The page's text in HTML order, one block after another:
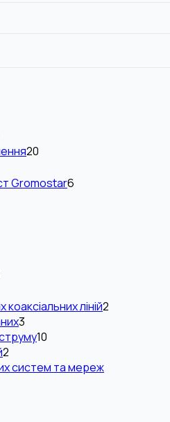
20
Gromostar6
ліній2
3
10
2
систем та мереж